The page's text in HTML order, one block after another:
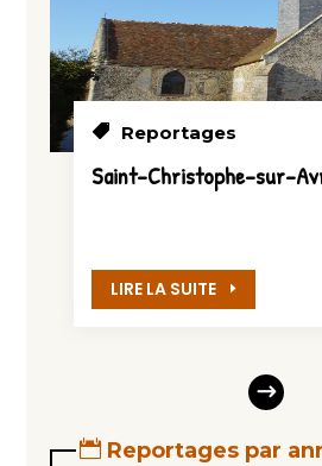
Reportages
Saint-Christophe-sur-
LIRE LA SUITE
Reportages par